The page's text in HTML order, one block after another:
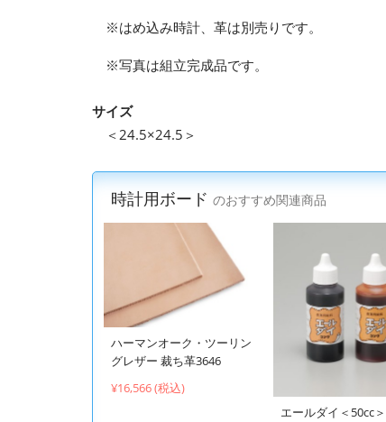
※はめ込み時計、革は別売りです。
※写真は組立完成品です。
サイズ
＜24.5×24.5＞
時計用ボード のおすすめ関連商品
ハーマンオーク・ツーリン
グレザー 裁ち革3646
¥16,566 (税込)
エールダイ＜50cc＞